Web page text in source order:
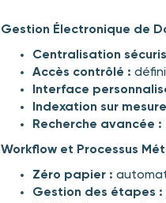
Gestion Électronique de
Centralisation
Accès contrôlé :
Interface
Indexation sur
Recherche avancée :
Workflow et Processus
Zéro papier :
Gestion des étapes :